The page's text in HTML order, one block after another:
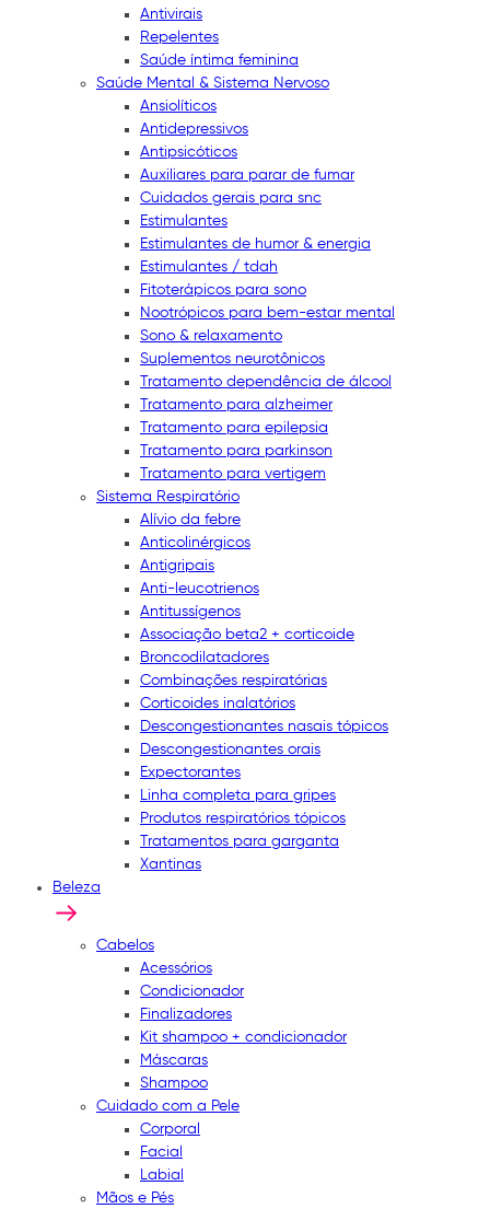
Antivirais
Repelentes
Saúde íntima feminina
Saúde Mental & Sistema Nervoso
Ansiolíticos
Antidepressivos
Antipsicóticos
Auxiliares para parar de fumar
Cuidados gerais para snc
Estimulantes
Estimulantes de humor & energia
Estimulantes / tdah
Fitoterápicos para sono
Nootrópicos para bem-estar mental
Sono & relaxamento
Suplementos neurotônicos
Tratamento dependência de álcool
Tratamento para alzheimer
Tratamento para epilepsia
Tratamento para parkinson
Tratamento para vertigem
Sistema Respiratório
Alívio da febre
Anticolinérgicos
Antigripais
Anti-leucotrienos
Antitussígenos
Associação beta2 + corticoide
Broncodilatadores
Combinações respiratórias
Corticoides inalatórios
Descongestionantes nasais tópicos
Descongestionantes orais
Expectorantes
Linha completa para gripes
Produtos respiratórios tópicos
Tratamentos para garganta
Xantinas
Beleza
Cabelos
Acessórios
Condicionador
Finalizadores
Kit shampoo + condicionador
Máscaras
Shampoo
Cuidado com a Pele
Corporal
Facial
Labial
Mãos e Pés